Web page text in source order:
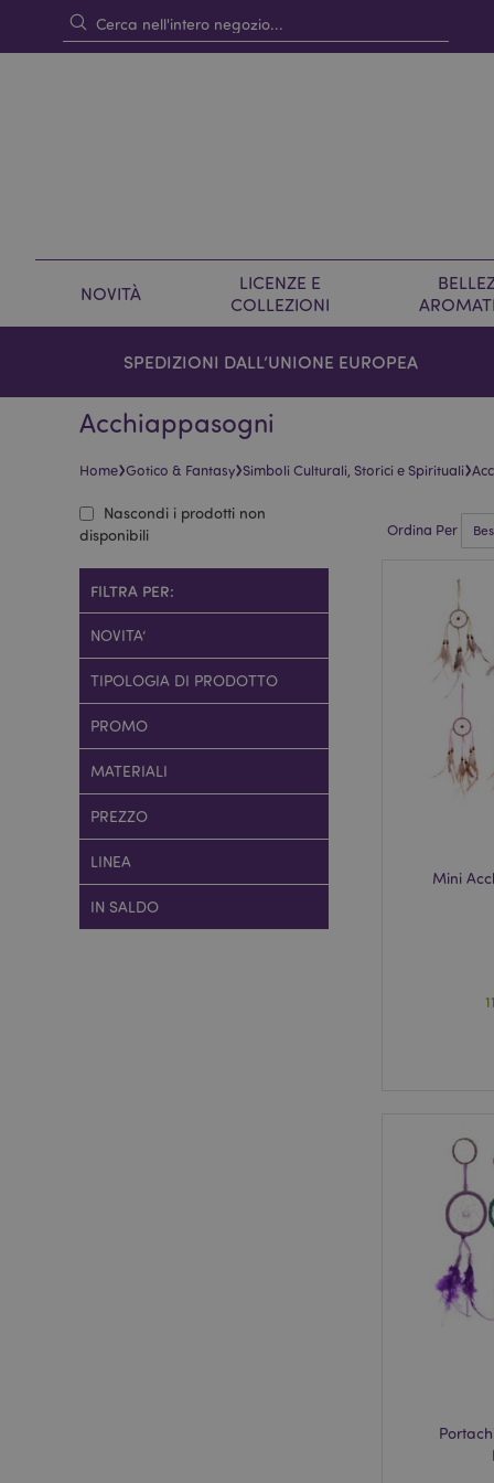
NOVITÀ
LICENZE E
COLLEZIONI
SPEDIZIONI DALL’UNIONE EUROPEA
Acchiappasogni
Home›Gotico & Fantasy›Simboli Culturali, Storici e Spirituali›
Ordina Per
Mini
Nascondi i prodotti non
disponibili
FILTRA PER:
NOVITA’
TIPOLOGIA DI PRODOTTO
PROMO
MATERIALI
PREZZO
LINEA
IN SALDO